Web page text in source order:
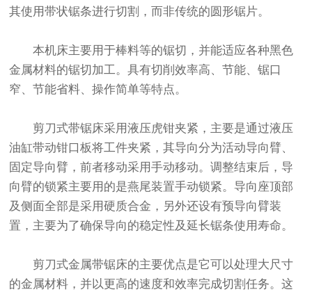
其使用带状锯条进行切割，而非传统的圆形锯片。
本机床主要用于棒料等的锯切，并能适应各种黑色
金属材料的锯切加工。具有切削效率高、节能、锯口
窄、节能省料、操作简单等特点。
剪刀式带锯床采用液压虎钳夹紧，主要是通过液压
油缸带动钳口板将工件夹紧，其导向分为活动导向臂、
固定导向臂，前者移动采用手动移动。调整结束后，导
向臂的锁紧主要用的是燕尾装置手动锁紧。导向座顶部
及侧面全部是采用硬质合金，另外还设有预导向臂装
置，主要为了确保导向的稳定性及延长锯条使用寿命。
剪刀式金属带锯床的主要优点是它可以处理大尺寸
的金属材料，并以更高的速度和效率完成切割任务。这